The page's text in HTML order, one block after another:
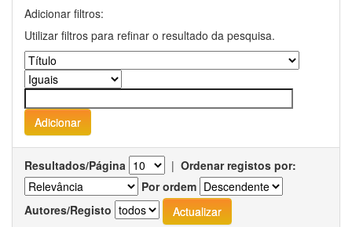
Adicionar filtros:
Utilizar filtros para refinar o resultado da pesquisa.
Resultados/Página | Ordenar registos por:
Por ordem
Autores/Registo